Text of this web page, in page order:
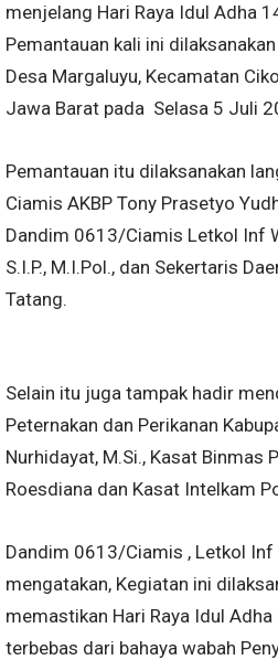
menjelang Hari Raya Idul Adha
Pemantauan kali ini
Desa Margaluyu, Kecamatan
Jawa Barat pada Selasa 5 Juli
Pemantauan itu dilaksanakan
Ciamis AKBP Tony Prasetyo
Dandim 0613/Ciamis Letkol Inf
S.I.P., M.I.Pol., dan Sekertaris
Tatang.
Selain itu juga tampak hadir
Peternakan dan Perikanan
Nurhidayat, M.Si., Kasat Binmas
Roesdiana dan Kasat Intelkam
Dandim 0613/Ciamis , Letkol Inf
mengatakan, Kegiatan ini
memastikan Hari Raya Idul
terbebas dari bahaya wabah